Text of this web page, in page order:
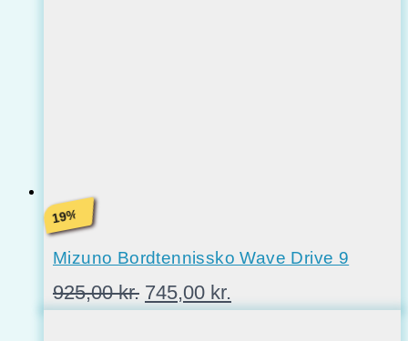
19%
Mizuno Bordtennissko Wave Drive 9
925,00kr. Den
oprindelige
745,00 kr.
aktuelle